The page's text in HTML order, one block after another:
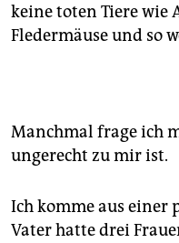
keine toten Tiere wie
Fledermäuse und so
Manchmal frage ich
ungerecht zu mir ist.
Ich komme aus einer
Vater hatte drei